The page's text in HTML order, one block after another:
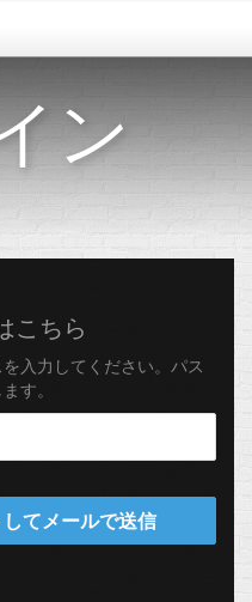
ン
こちら
入力してください。パス
す。
てメールで送信